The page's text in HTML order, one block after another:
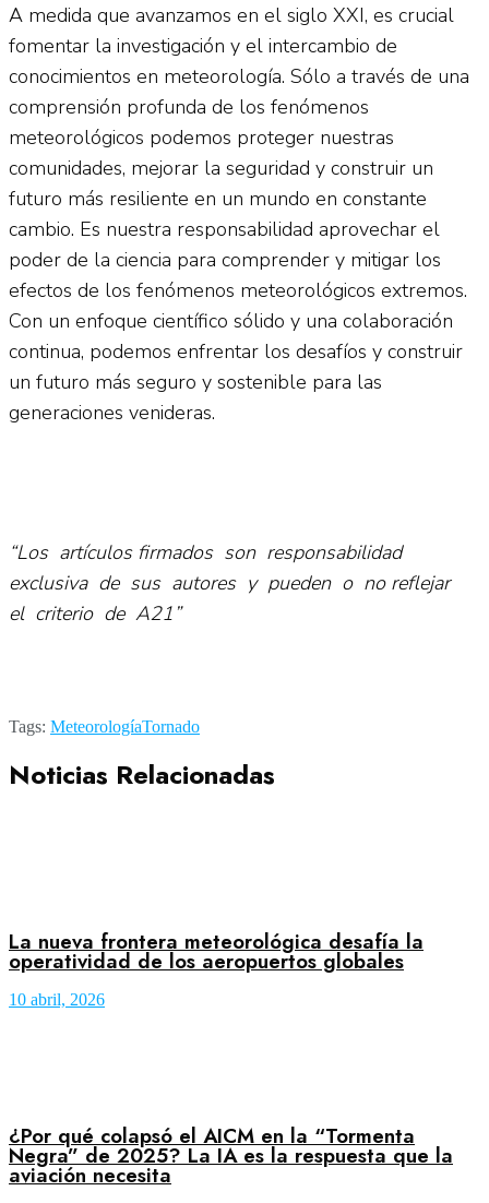
A medida que avanzamos en el siglo XXI, es crucial
fomentar la investigación y el intercambio de
conocimientos en meteorología. Sólo a través de una
comprensión profunda de los fenómenos
meteorológicos podemos proteger nuestras
comunidades, mejorar la seguridad y construir un
futuro más resiliente en un mundo en constante
cambio. Es nuestra responsabilidad aprovechar el
poder de la ciencia para comprender y mitigar los
efectos de los fenómenos meteorológicos extremos.
Con un enfoque científico sólido y una colaboración
continua, podemos enfrentar los desafíos y construir
un futuro más seguro y sostenible para las
generaciones venideras.
“Los artículos firmados son responsabilidad
exclusiva de sus autores y pueden o no reflejar
el criterio de A21”
Tags: MeteorologíaTornado
Noticias Relacionadas
La nueva frontera meteorológica desafía la
operatividad de los aeropuertos globales
10 abril, 2026
¿Por qué colapsó el AICM en la “Tormenta
Negra” de 2025? La IA es la respuesta que la
aviación necesita